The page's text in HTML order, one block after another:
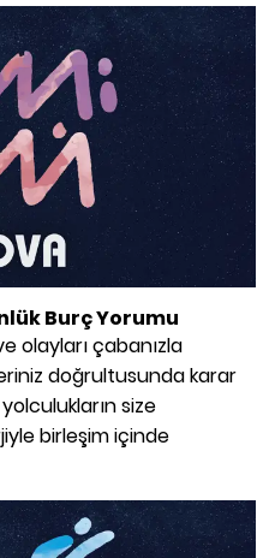
Burç Yorumu
olayları çabanızla
doğrultusunda karar
size
birleşim içinde